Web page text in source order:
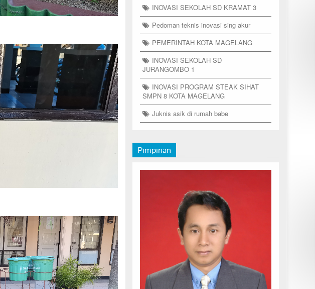
INOVASI SEKOLAH SD KRAMAT 3
Pedoman teknis inovasi sing akur
PEMERINTAH KOTA MAGELANG
INOVASI SEKOLAH SD
JURANGOMBO 1
INOVASI PROGRAM STEAK SIHAT
SMPN 8 KOTA MAGELANG
Juknis asik di rumah babe
Pimpinan